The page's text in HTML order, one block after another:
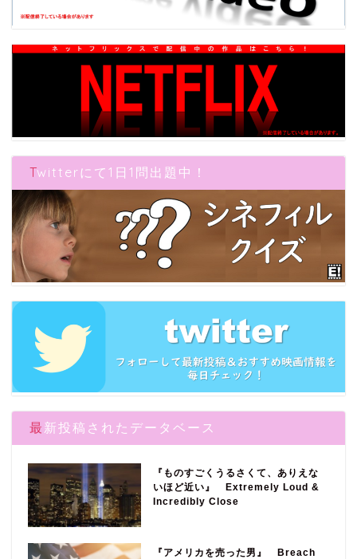
Twitterにて1日1問出題中！
最新投稿されたデータベース
『ものすごくうるさくて、ありえな
いほど近い』 Extremely Loud &
Incredibly Close
『アメリカを売った男』 Breach